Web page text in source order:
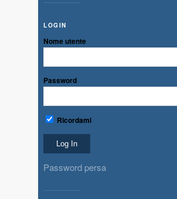
LOGIN
Nome utente
Password
Ricordami
Password persa